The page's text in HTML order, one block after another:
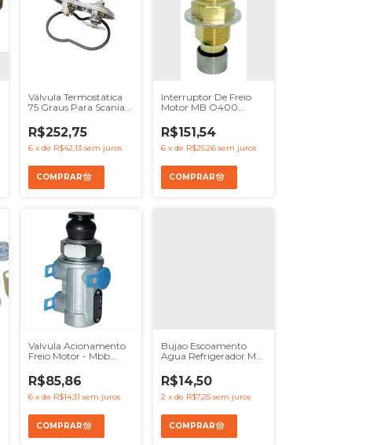
Válvula Termostática
75 Graus Para Scania
- Ref 1404924
R$252,75
6 x de R$42,13 sem juros
Interruptor De Freio
Motor MB O400
- Ref 3845400001
R$151,54
6 x de R$25,26 sem juros
Valvula Acionamento
Freio Motor - Mbb
Oh1420
R$85,86
6 x de R$14,31 sem juros
Bujao Escoamento
Agua Refrigerador Mb
R$14,50
2 x de R$7,25 sem juros